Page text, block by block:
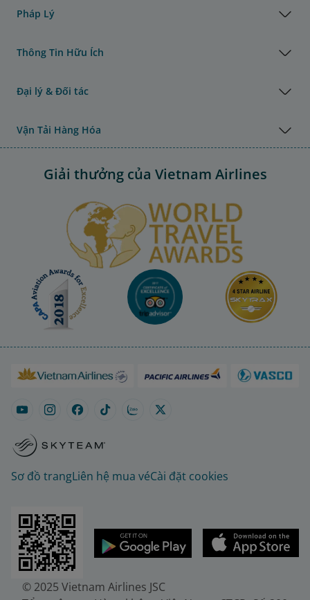
Pháp Lý
Thông Tin Hữu Ích
Đại lý & Đối tác
Vận Tải Hàng Hóa
Giải thưởng của Vietnam Airlines
Sơ đồ trangLiên hệ mua véCài đặt cookies
© 2025 Vietnam Airlines JSC